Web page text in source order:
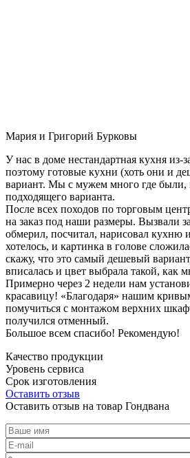
Мария и Григорий Бурковы
У нас в доме нестандартная кухня из-
поэтому готовые кухни (хоть они и
вариант. Мы с мужем много где были,
подходящего варианта.
После всех походов по торговым
на заказ под наши размеры. Вызвали
обмерил, посчитал, нарисовал кухню
хотелось, и картинка в голове
скажу, что это самый дешевый
вписалась и цвет выбрала такой, как
Примерно через 2 недели нам
красавицу! «Благодаря» нашим
помучиться с монтажом верхних
получился отменный.
Большое всем спасибо! Рекомендую!
Качество продукции
Уровень сервиса
Срок изготовления
Оставить отзыв
Оставить отзыв на товар Гондвана